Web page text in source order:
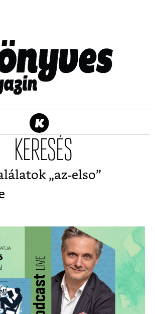
KERESÉS
„az-elso”